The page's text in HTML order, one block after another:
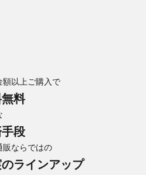
額以上ご購入で
料
段
販ならではの
ラインアップ